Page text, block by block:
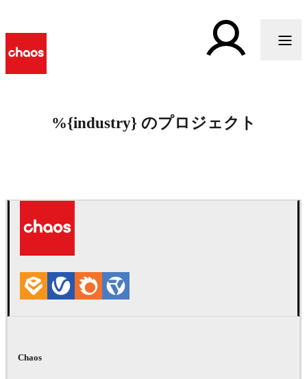
%{industry} のプロジェクト
Chaos